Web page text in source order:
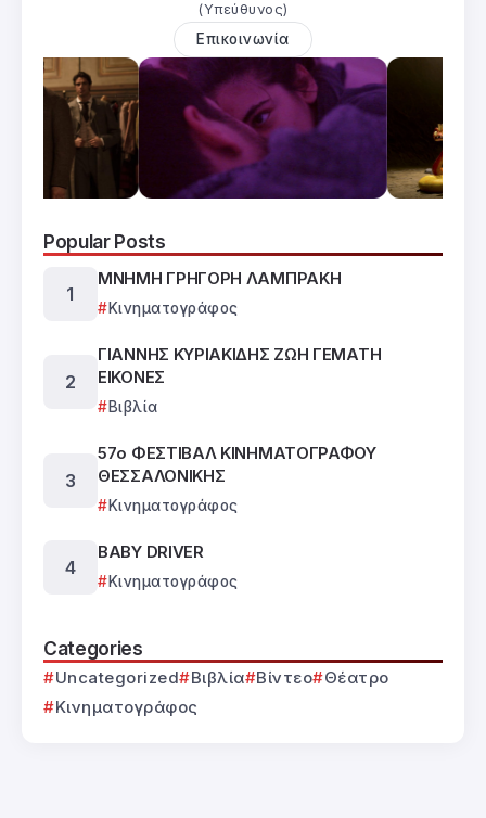
(Υπεύθυνος)
Επικοινωνία
Popular Posts
ΜΝΗΜΗ ΓΡΗΓΟΡΗ ΛΑΜΠΡΑΚΗ
Κινηματογράφος
ΓΙΑΝΝΗΣ ΚΥΡΙΑΚΙΔΗΣ ΖΩΗ ΓΕΜΑΤΗ
ΕΙΚΟΝΕΣ
Βιβλία
57ο ΦΕΣΤΙΒΑΛ ΚΙΝΗΜΑΤΟΓΡΑΦΟΥ
ΘΕΣΣΑΛΟΝΙΚΗΣ
Κινηματογράφος
BABY DRIVER
Κινηματογράφος
Categories
Uncategorized Βιβλία Βίντεο
Θέατρο
Κινηματογράφος